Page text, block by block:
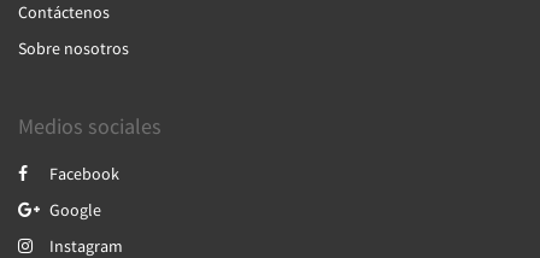
Contáctenos
Sobre nosotros
Medios sociales
Facebook
Google
Instagram